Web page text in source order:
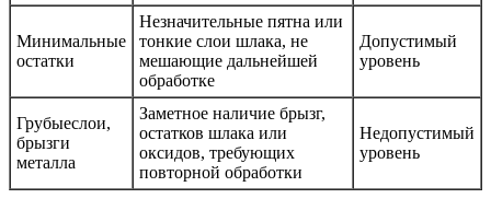
Минимальные
остатки
Незначительные пятна или
тонкие слои шлака, не
мешающие дальнейшей
обработке
Допустимый
уровень
Грубыеслои,
брызги
металла
Заметное наличие брызг,
остатков шлака или
оксидов, требующих
повторной обработки
Недопустимый
уровень